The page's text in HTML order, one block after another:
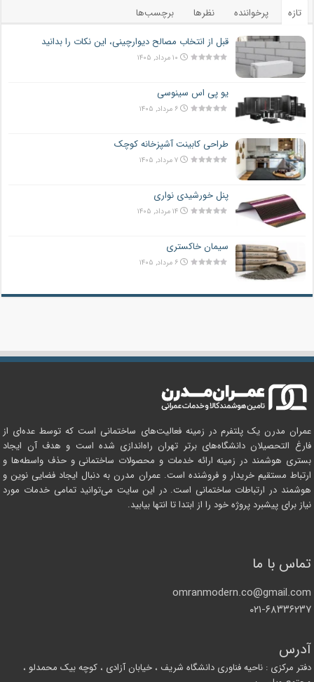
تازه پرخواننده نظرها
برچسب‌ها
قبل از انتخاب مصالح دیوارچینی، این نکات را بدانید
۱۰ مرداد, ۱۴۰۵
یو پی اس سینوسی
۶ مرداد, ۱۴۰۵
طراحی کابینت آشپزخانه کوچک
۷ مرداد, ۱۴۰۵
پنل خورشیدی نواری
۱۴ مرداد, ۱۴۰۵
سیمان خاکستری
۶ مرداد, ۱۴۰۵
عمران مدرن یک پلتفرم در زمینه فعالیت‌های ساختمانی است که توسط عده‌ای از
فارغ التحصیلان دانشگاه‌های برتر تهران راه‌اندازی شده است و هدف آن ایجاد
بستری هوشمند در زمینه ارائه خدمات و محصولات ساختمانی و حذف واسطه‌ها و
ارتباط مستقیم خریدار و فروشنده است. عمران مدرن به دنبال ایجاد فضایی نوین و
هوشمند در ارتباطات ساختمانی است. در این سایت می‌توانید تمامی خدمات مورد
نیاز برای پیشبرد پروژه خود را از ابتدا تا انتها بیابید.
تماس با ما
omranmodern.co@gmail.com
۰۲۱-۶۸۳۳۶۲۳۷
آدرس
دفتر مرکزی : ناحیه فناوری دانشگاه شریف ، خیابان آزادی ، کوچه بیک محمدلو ،